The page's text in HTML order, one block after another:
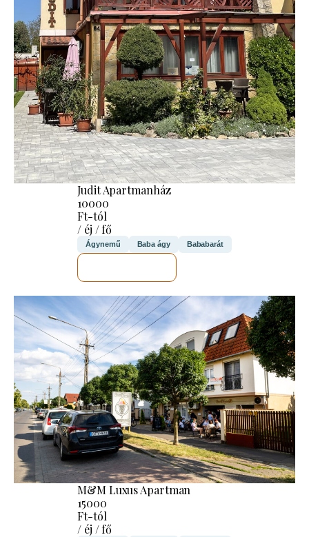
Judit Apartmanház
10000
Ft-tól
/ éj / fő
Ágynemű Baba ágy Bababarát
M&M Luxus Apartman
15000
Ft-tól
/ éj / fő